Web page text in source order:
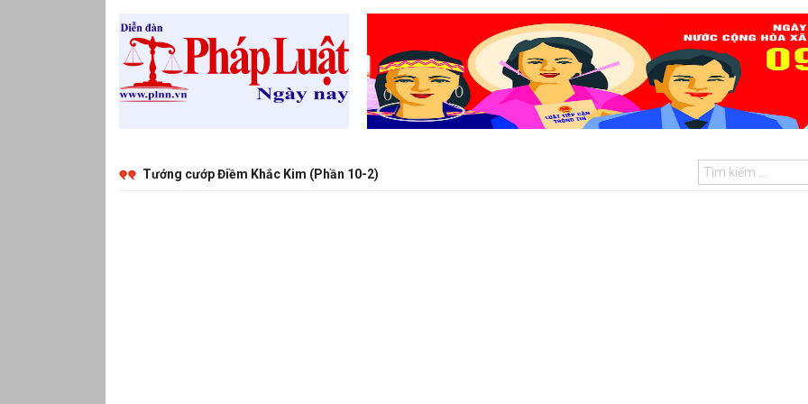
Tướng cướp Điềm Khắc Kim (Phần 10-2)